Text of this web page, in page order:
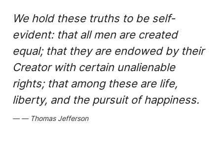
We hold these truths to be self-
evident: that all men are created
equal; that they are endowed by their
Creator with certain unalienable
rights; that among these are life,
liberty, and the pursuit of happiness.
Thomas Jefferson